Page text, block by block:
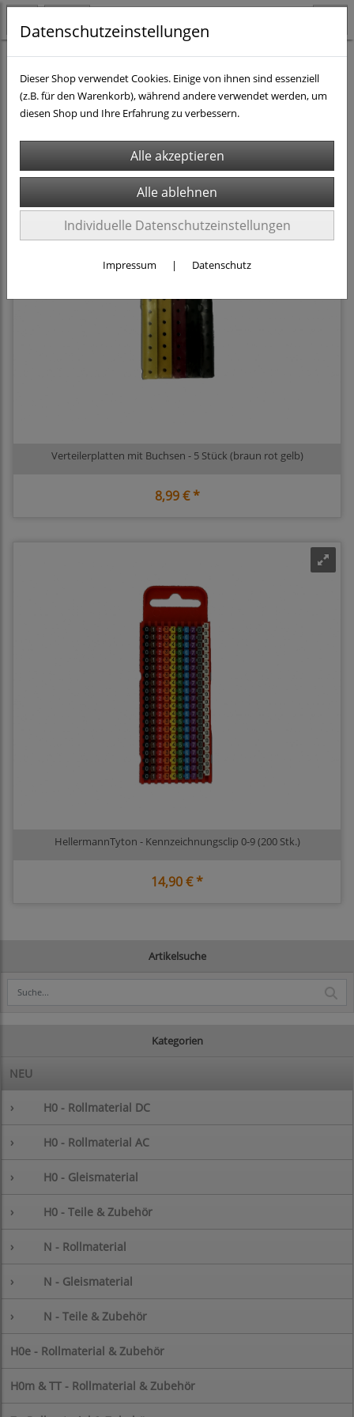
Artikelsuche
Kategorien
NEU
› H0 - Rollmaterial DC
› H0 - Rollmaterial AC
› H0 - Gleismaterial
› H0 - Teile & Zubehör
› N - Rollmaterial
› N - Gleismaterial
› N - Teile & Zubehör
H0e - Rollmaterial & Zubehör
H0m & TT - Rollmaterial & Zubehör
Sortierung wählen
Filter
Verteilerplatten mit Buchsen - 5 Stück (braun rot gelb)
8,99 € *
HellermannTyton - Kennzeichnungsclip 0-9 (200 Stk.)
14,90 € *
Datenschutzeinstellungen
Dieser Shop verwendet Cookies. Einige von ihnen sind essenziell
(z.B. für den Warenkorb), während andere verwendet werden, um
diesen Shop und Ihre Erfahrung zu verbessern.
Individuelle Datenschutzeinstellungen
Impressum | Datenschutz